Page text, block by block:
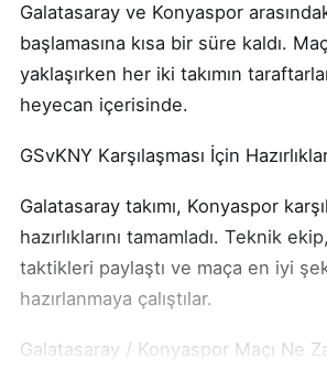
Galatasaray ve Konyaspor
başlamasına kısa bir süre kaldı.
yaklaşırken her iki takımın
heyecan içerisinde.
GSvKNY Karşılaşması İçin
Galatasaray takımı, Konyaspor
hazırlıklarını tamamladı. Teknik
taktikleri paylaştı ve maça en iyi
hazırlanmaya çalıştılar.
Galatasaray / Konyaspor Maçı Ne